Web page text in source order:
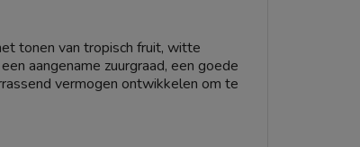
tonen van tropisch fruit, witte
aangename zuurgraad, een goede
vermogen ontwikkelen om te